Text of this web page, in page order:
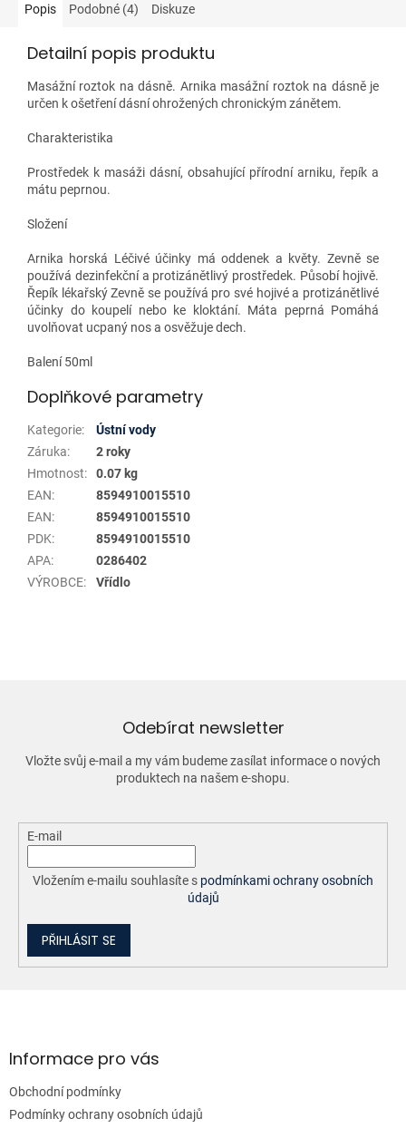
Popis Podobné (4) Diskuze
Detailní popis produktu
Masážní roztok na dásně. Arnika masážní roztok na dásně je
určen k ošetření dásní ohrožených chronickým zánětem.
Charakteristika
Prostředek k masáži dásní, obsahující přírodní arniku, řepík a
mátu peprnou.
Složení
Arnika horská Léčivé účinky má oddenek a květy. Zevně se
používá dezinfekční a protizánětlivý prostředek. Působí hojivě.
Řepík lékařský Zevně se používá pro své hojivé a protizánětlivé
účinky do koupelí nebo ke kloktání. Máta peprná Pomáhá
uvolňovat ucpaný nos a osvěžuje dech.
Balení 50ml
Doplňkové parametry
Kategorie:
Ústní vody
Záruka:
2 roky
Hmotnost:
0.07 kg
EAN:
8594910015510
EAN:
8594910015510
PDK:
8594910015510
APA:
0286402
VÝROBCE: Vřídlo
Odebírat newsletter
Vložte svůj e-mail a my vám budeme zasílat informace o nových
produktech na našem e-shopu.
E-mail
Vložením e-mailu souhlasíte s podmínkami ochrany osobních
údajů
PŘIHLÁSIT SE
aInformace pro vás
Obchodní podmínky
Podmínky ochrany osobních údajů